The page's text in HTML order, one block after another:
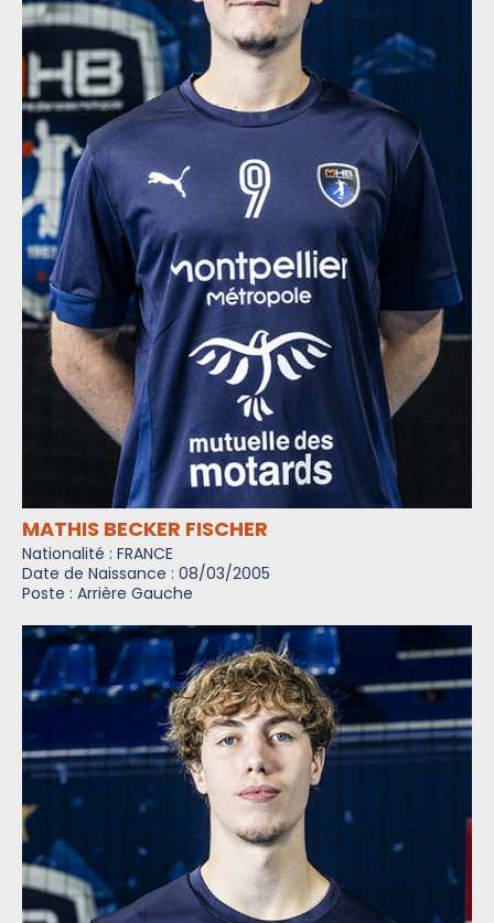
MATHIS BECKER FISCHER
Nationalité : FRANCE
Date de Naissance : 08/03/2005
Poste : Arrière Gauche